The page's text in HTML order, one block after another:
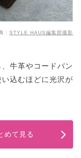
： STYLE HAUS編集部撮影
牛革やコードバン
込むほどに光沢が
めて見る